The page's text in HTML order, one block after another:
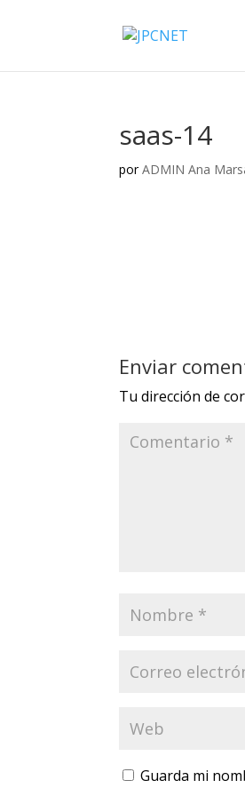
saas-14
porADMIN Ana
Enviar
Tu dirección de
Guarda mi